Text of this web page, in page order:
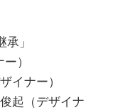
」
）
イナー）
起（デザイナ